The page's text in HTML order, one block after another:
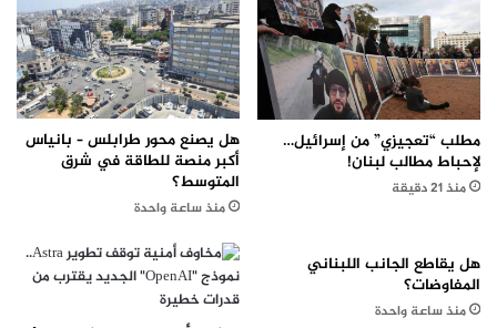
مطلب “تعجيزي” من إسرائيل…
لإحباط مطالب لبنان!
منذ 21 دقيقة
هل يصنع محور طرابلس – بانياس
أكبر منصة للطاقة في شرق
المتوسط؟
منذ ساعة واحدة
هل يقاطع الجانب اللبناني
المفاوضات؟
منذ ساعة واحدة